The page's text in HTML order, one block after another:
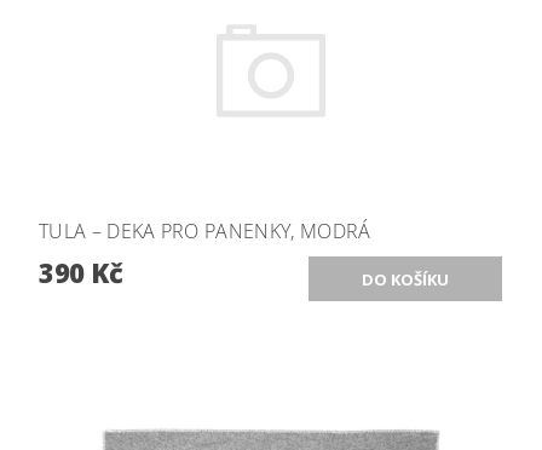
TULA – DEKA PRO PANENKY, MODRÁ
390 Kč